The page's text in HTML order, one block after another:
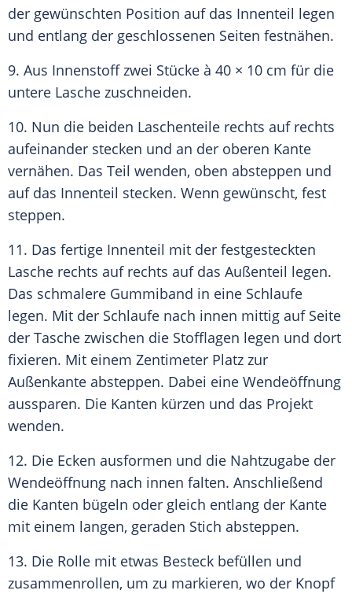
der gewünschten Position auf das Innenteil legen
und entlang der geschlossenen Seiten festnähen.
9. Aus Innenstoff zwei Stücke à 40 × 10 cm für die
untere Lasche zuschneiden.
10. Nun die beiden Laschenteile rechts auf rechts
aufeinander stecken und an der oberen Kante
vernähen. Das Teil wenden, oben absteppen und
auf das Innenteil stecken. Wenn gewünscht, fest
steppen.
11. Das fertige Innenteil mit der festgesteckten
Lasche rechts auf rechts auf das Außenteil legen.
Das schmalere Gummiband in eine Schlaufe
legen. Mit der Schlaufe nach innen mittig auf Seite
der Tasche zwischen die Stofflagen legen und dort
fixieren. Mit einem Zentimeter Platz zur
Außenkante absteppen. Dabei eine Wendeöffnung
aussparen. Die Kanten kürzen und das Projekt
wenden.
12. Die Ecken ausformen und die Nahtzugabe der
Wendeöffnung nach innen falten. Anschließend
die Kanten bügeln oder gleich entlang der Kante
mit einem langen, geraden Stich absteppen.
13. Die Rolle mit etwas Besteck befüllen und
zusammenrollen, um zu markieren, wo der Knopf